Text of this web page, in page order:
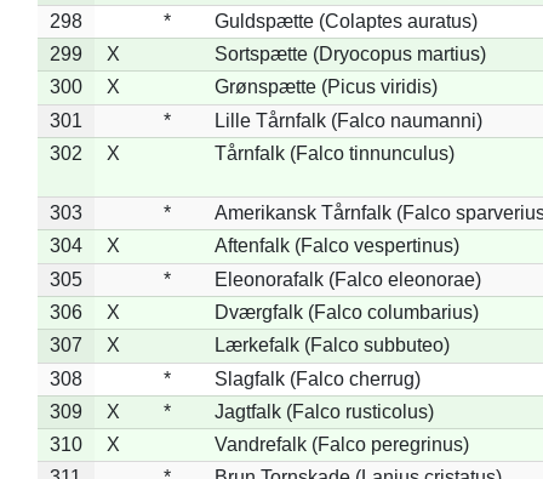
298
*
Guldspætte (Colaptes auratus)
299
X
Sortspætte (Dryocopus martius)
300
X
Grønspætte (Picus viridis)
301
*
Lille Tårnfalk (Falco naumanni)
302
X Tårnfalk (Falco tinnunculus)
303 *
Amerikansk Tårnfalk (Falco
304
X
Aftenfalk (Falco vespertinus)
305
*
Eleonorafalk (Falco eleonorae)
306
X
Dværgfalk (Falco columbarius)
307
X
Lærkefalk (Falco subbuteo)
308
*
Slagfalk (Falco cherrug)
309
X *
Jagtfalk (Falco rusticolus)
310
X
Vandrefalk (Falco peregrinus)